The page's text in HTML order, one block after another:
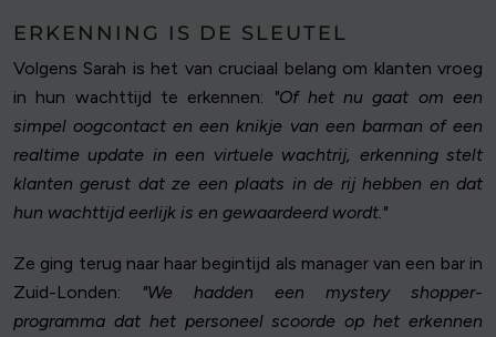
ERKENNING IS DE SLEUTEL
Volgens Sarah is het van cruciaal belang om klanten vroeg
in hun wachttijd te erkennen:
"Of het nu gaat om een
simpel oogcontact en een knikje van een barman of een
realtime update in een virtuele wachtrij, erkenning stelt
klanten gerust dat ze een plaats in de rij hebben en dat
hun wachttijd eerlijk is en gewaardeerd wordt."
Ze ging terug naar haar begintijd als manager van een bar in
Zuid-Londen:
"We hadden een mystery shopper-
programma dat het personeel scoorde op het erkennen